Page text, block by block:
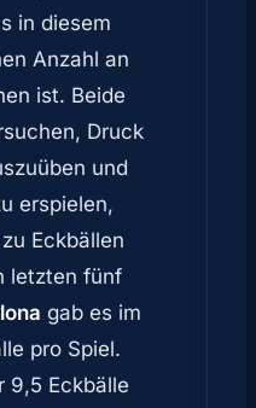
in diesem
Anzahl an
ist. Beide
Druck
und
erspielen,
Eckbällen
letzten fünf
gab es im
pro Spiel.
9,5 Eckbälle